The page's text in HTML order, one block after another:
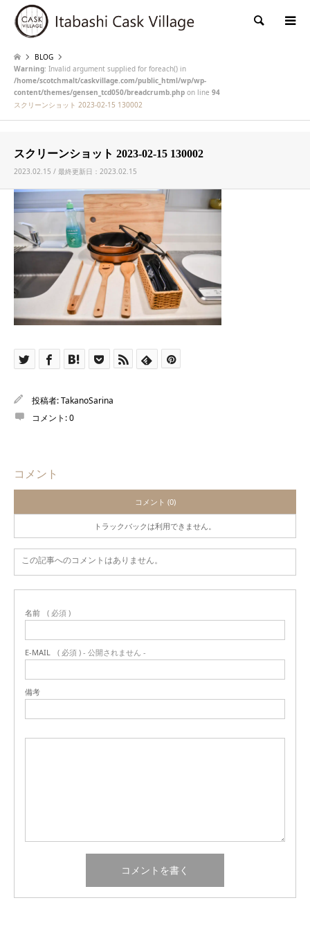
検索
BLOG
Warning: Invalid argument supplied for foreach() in
/home/scotchmalt/caskvillage.com/public_html/wp/wp-
content/themes/gensen_tcd050/breadcrumb.php on line 94
スクリーンショット 2023-02-15 130002
スクリーンショット 2023-02-15 130002
2023.02.15 / 最終更新日：2023.02.15
投稿者:TakanoSarina
コメント:0
コメント
コメント (0)
トラックバックは利用できません。
この記事へのコメントはありません。
名前 ( 必須 )
E-MAIL ( 必須 ) - 公開されません -
備考